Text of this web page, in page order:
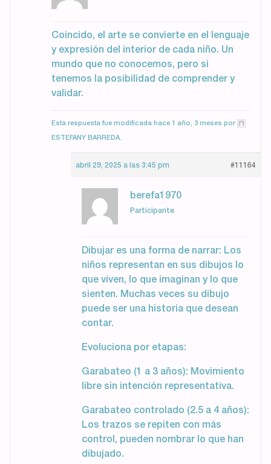
Coincido, el arte se convierte en el lenguaje
y expresión del interior de cada niño. Un
mundo que no conocemos, pero si
tenemos la posibilidad de comprender y
validar.
Esta respuesta fue modificada hace 1 año, 3 meses por
ESTEFANY BARREDA
abril 29, 2025 a las 3:45 pm #11164
berefa1970
Participante
Dibujar es una forma de narrar: Los
niños representan en sus dibujos lo
que viven, lo que imaginan y lo que
sienten. Muchas veces su dibujo
puede ser una historia que desean
contar.
Evoluciona por etapas:
Garabateo (1 a 3 años): Movimiento
libre sin intención representativa.
Garabateo controlado (2.5 a 4 años):
Los trazos se repiten con más
control, pueden nombrar lo que han
dibujado.